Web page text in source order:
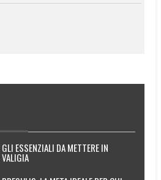
GLI ESSENZIALI DA METTERE IN
VALIGIA